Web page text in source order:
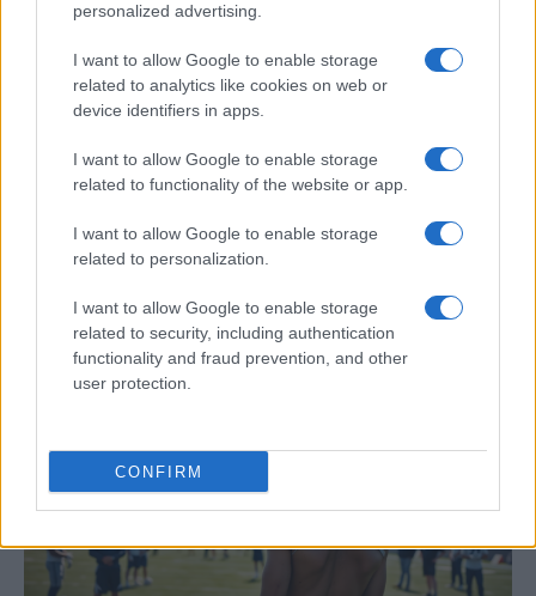
personalized advertising.
I want to allow Google to enable storage
related to analytics like cookies on web or
device identifiers in apps.
I want to allow Google to enable storage
related to functionality of the website or app.
I want to allow Google to enable storage
related to personalization.
I want to allow Google to enable storage
related to security, including authentication
functionality and fraud prevention, and other
user protection.
CONFIRM
Masacre de Bolonia: el atentado que
conmocionó a Italia en 1980
El 2 de agosto de 1980, una bomba…